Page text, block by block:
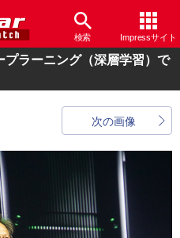
検索 Impressサイト
プラーニング（深層学習）で
次の画像